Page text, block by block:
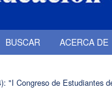
BUSCAR ACERCA DE
"I Congreso de Estudiantes